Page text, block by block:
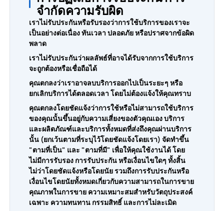
จำกัดความรับผิด
เราไม่รับประกันหรือรับรองว่าการใช้บริการของเราจะ
เป็นอย่างต่อเนื่อง ทันเวลา ปลอดภัย หรือปราศจากข้อผิด
พลาด
เราไม่รับประกันว่าผลลัพธ์ที่อาจได้รับจากการใช้บริการ
จะถูกต้องหรือเชื่อถือได้
คุณตกลงว่าเราอาจลบบริการออกไปเป็นระยะๆ หรือ
ยกเลิกบริการได้ตลอดเวลา โดยไม่ต้องแจ้งให้คุณทราบ
คุณตกลงโดยชัดแจ้งว่าการใช้หรือไม่สามารถใช้บริการ
ของคุณนั้นขึ้นอยู่กับความเสี่ยงของตัวคุณเอง บริการ
และผลิตภัณฑ์และบริการทั้งหมดที่ส่งถึงคุณผ่านบริการ
นั้น (ยกเว้นตามที่ระบุไว้โดยชัดแจ้งโดยเรา) จัดทำขึ้น
"ตามที่เป็น" และ "ตามที่มี" เพื่อให้คุณใช้งานได้ โดย
ไม่มีการรับรอง การรับประกัน หรือเงื่อนไขใดๆ ทั้งสิ้น
ไม่ว่าโดยชัดแจ้งหรือโดยนัย รวมถึงการรับประกันหรือ
เงื่อนไขโดยนัยทั้งหมดเกี่ยวกับความสามารถในการขาย
คุณภาพในการขาย ความเหมาะสมสำหรับวัตถุประสงค์
เฉพาะ ความทนทาน กรรมสิทธิ์ และการไม่ละเมิด